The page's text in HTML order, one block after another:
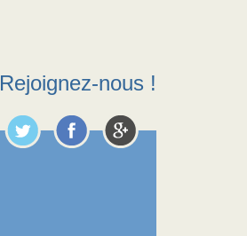
Rejoignez-nous !